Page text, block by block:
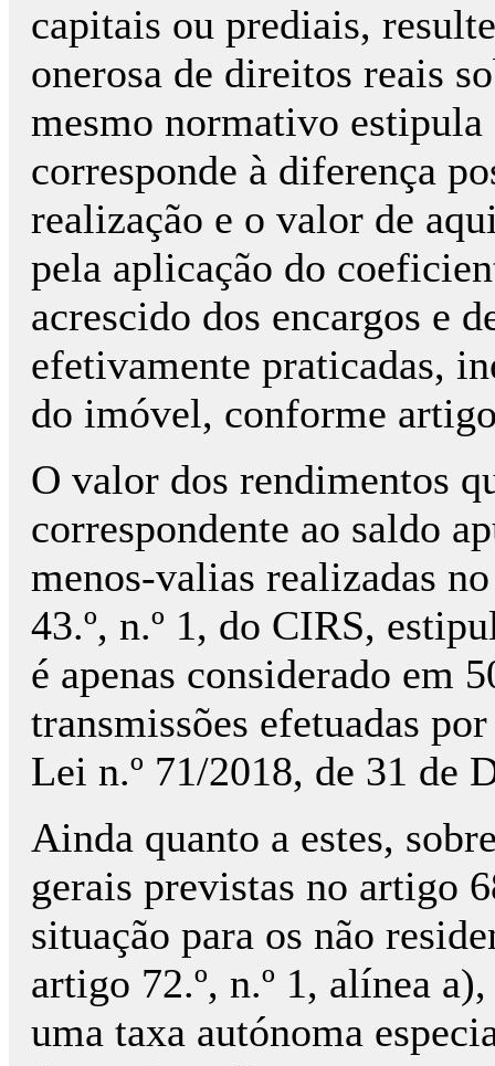
capitais ou prediais,
onerosa de direitos reais
mesmo normativo
corresponde à diferença
realização e o valor de
pela aplicação do
acrescido dos encargos e
efetivamente praticadas,
do imóvel, conforme
O valor dos rendimentos
correspondente ao saldo
menos-valias realizadas
43.º, n.º 1, do CIRS,
é apenas considerado em
transmissões efetuadas
Lei n.º 71/2018, de 31 de
Ainda quanto a estes,
gerais previstas no artigo
situação para os não
artigo 72.º, n.º 1, alínea
uma taxa autónoma